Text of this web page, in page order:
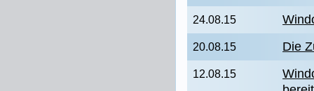
24.08.15
20.08.15 Die
12.08.15